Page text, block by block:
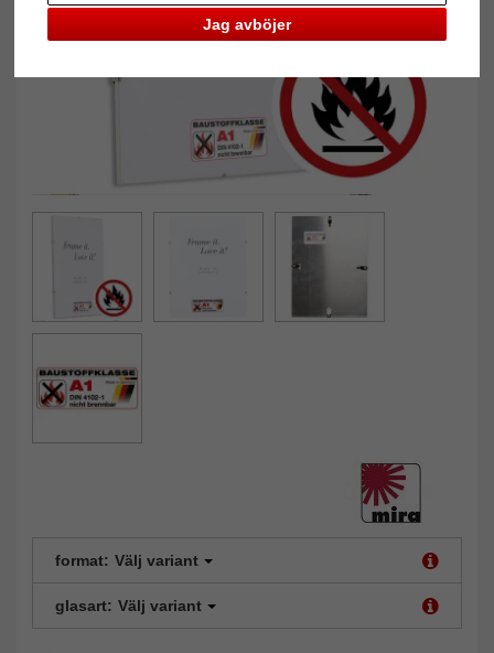
Jag avböjer
format: Välj variant
glasart: Välj variant